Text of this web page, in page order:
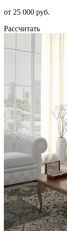
от 25 000 руб.
Рассчитать